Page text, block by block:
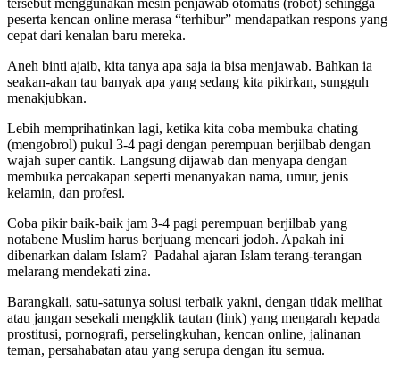
peserta kencan online merasa “terhibur” mendapatkan respons yang
cepat dari kenalan baru mereka.
Aneh binti ajaib, kita tanya apa saja ia bisa menjawab. Bahkan ia
seakan-akan tau banyak apa yang sedang kita pikirkan, sungguh
menakjubkan.
Lebih memprihatinkan lagi, ketika kita coba membuka chating
(mengobrol) pukul 3-4 pagi dengan perempuan berjilbab dengan
wajah super cantik. Langsung dijawab dan menyapa dengan
membuka percakapan seperti menanyakan nama, umur, jenis
kelamin, dan profesi.
Coba pikir baik-baik jam 3-4 pagi perempuan berjilbab yang
notabene Muslim harus berjuang mencari jodoh. Apakah ini
dibenarkan dalam Islam? Padahal ajaran Islam terang-terangan
melarang mendekati zina.
Barangkali, satu-satunya solusi terbaik yakni, dengan tidak melihat
atau jangan sesekali mengklik tautan (link) yang mengarah kepada
prostitusi, pornografi, perselingkuhan, kencan online, jalinanan
teman, persahabatan atau yang serupa dengan itu semua.